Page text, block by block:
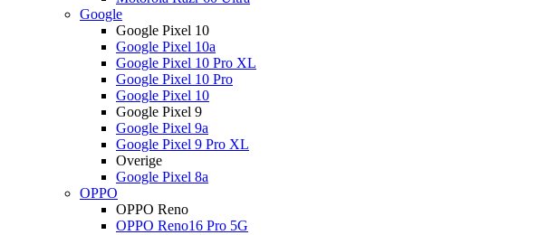
Google
Google Pixel 10
Google Pixel 10a
Google Pixel 10 Pro XL
Google Pixel 10 Pro
Google Pixel 10
Google Pixel 9
Google Pixel 9a
Google Pixel 9 Pro XL
Overige
Google Pixel 8a
OPPO
OPPO Reno
OPPO Reno16 Pro 5G